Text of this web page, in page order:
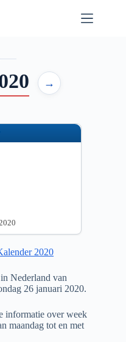
→
2020
Nederland van
26 januari 2020.
informatie over week
maandag tot en met